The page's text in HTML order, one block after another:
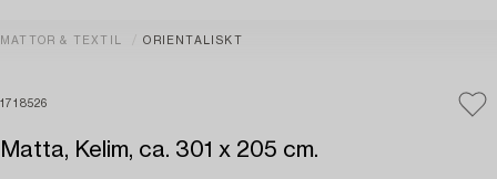
MATTOR & TEXTIL ORIENTALISKT
1718526
Matta, Kelim, ca. 301 x 205 cm.